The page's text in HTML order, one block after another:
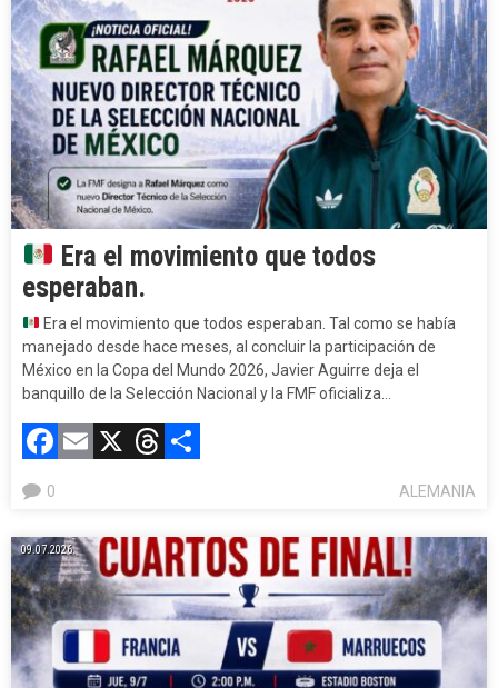
Era el movimiento que todos
esperaban.
Era el movimiento que todos esperaban. Tal como se había
manejado desde hace meses, al concluir la participación de
México en la Copa del Mundo 2026, Javier Aguirre deja el
banquillo de la Selección Nacional y la FMF oficializa…
Facebook
Email
X Threads
ALEMANIA
0
09.07.2026.